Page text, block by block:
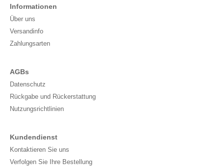
Informationen
Über uns
Versandinfo
Zahlungsarten
AGBs
Datenschutz
Rückgabe und Rückerstattung
Nutzungsrichtlinien
Kundendienst
Kontaktieren Sie uns
Verfolgen Sie Ihre Bestellung